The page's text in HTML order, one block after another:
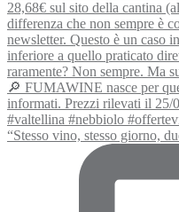
“Stesso vino, stesso giorno,